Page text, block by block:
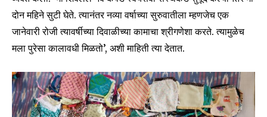
6,300 32,111
दोन महिने सुटी घेते. त्यानंतर नव्या वर्षाच्या सुरुवातीला म्हणजेच एक
जानेवारी रोजी त्यावर्षीच्या दिवाळीच्या कामाचा श्रीगणेशा करते. त्यामुळेच
मला पुरेसा कालावधी मिळतो’, अशी माहिती त्या देतात.